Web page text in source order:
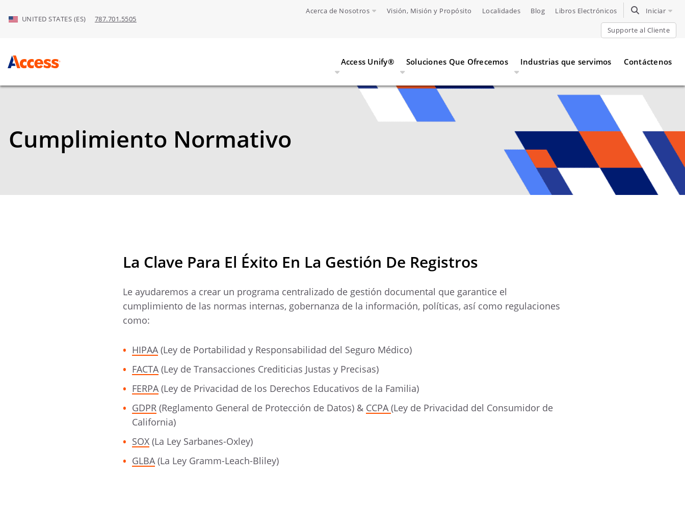
Skip to Main Content
UNITED STATES (ES) 787.701.5505
Acerca de Nosotros Visión, Misión y Propósito Localidades Blog Libros Electrónicos TOGGLE
Iniciar
Supporte al Cliente
Access Unify® Soluciones Que Ofrecemos Industrias que servimos Contáctenos
Cumplimiento Normativo
La Clave Para El Éxito En La Gestión De Registros
Le ayudaremos a crear un programa centralizado de gestión documental que garantice el
cumplimiento de las normas internas, gobernanza de la información, políticas, así como regulaciones
como:
HIPAA(Ley de Portabilidad y Responsabilidad del Seguro Médico)
FACTA(Ley de Transacciones Crediticias Justas y Precisas)
FERPA(Ley de Privacidad de los Derechos Educativos de la Familia)
GDPR (Reglamento General de Protección de Datos) & CCPA (Ley de Privacidad del Consumidor de
California)
SOX(La Ley Sarbanes-Oxley)
GLBA(La Ley Gramm-Leach-Bliley)